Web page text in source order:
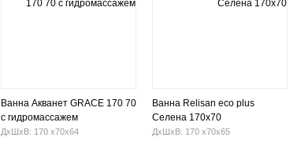
Ванна Акванет GRACE 170 70
с гидромассажем
ДхШхВ: 170 х70х64
Ванна Relisan eco plus
Селена 170x70
ДхШхВ: 170 х70х65